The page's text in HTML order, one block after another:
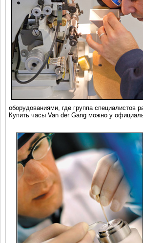
оборудованиями, где группа
Купить часы Van der Gang можно у